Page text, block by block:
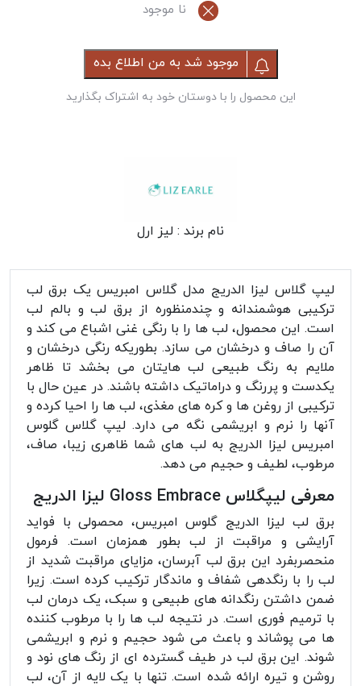
نا موجود
موجود شد به من اطلاع بده
این محصول را با دوستان خود به اشتراک بگذارید
نام برند : لیز ارل
لیپ گلاس لیزا الدریج مدل گلاس امبریس یک برق لب
ترکیبی هوشمندانه و چندمنظوره از برق لب و بالم لب
است. این محصول، لب ها را با رنگی غنی اشباع می کند و
آن را صاف و درخشان می سازد. بطوریکه رنگی درخشان و
ملایم به رنگ طبیعی لب هایتان می بخشد تا ظاهر
یکدست و پررنگ و دراماتیک داشته باشند. در عین حال با
ترکیبی از روغن ها و کره های مغذی، لب ها را احیا کرده و
آنها را نرم و ابریشمی نگه می دارد. لیپ گلاس گلوس
امبریس لیزا الدریج به لب های شما ظاهری زیبا، صاف،
مرطوب، لطیف و حجیم می دهد.
معرفی لیپگلاس Gloss Embrace لیزا الدریج
برق لب لیزا الدریج گلوس امبریس، محصولی با فواید
آرایشی و مراقبت از لب بطور همزمان است. فرمول
منحصربفرد این برق لب آبرسان، مزایای مراقبت شدید از
لب را با رنگدهی شفاف و ماندگار ترکیب کرده است. زیرا
ضمن داشتن رنگدانه های طبیعی و سبک، یک درمان لب
با ترمیم فوری است. در نتیجه لب ها را با مرطوب کننده
ها می پوشاند و باعث می شود حجیم و نرم و ابریشمی
شوند. این برق لب در طیف گسترده ای از رنگ های نود و
روشن و تیره ارائه شده است. تنها با یک لایه از آن، لب